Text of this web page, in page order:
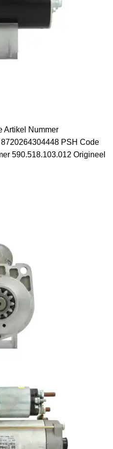
Artikel Nummer
PSH Code
590.518.103.012 Origineel